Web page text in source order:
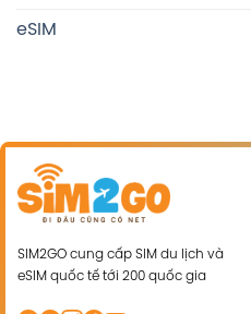
eSIM
SIM2GO cung cấp SIM du lịch và
eSIM quốc tế tới 200 quốc gia